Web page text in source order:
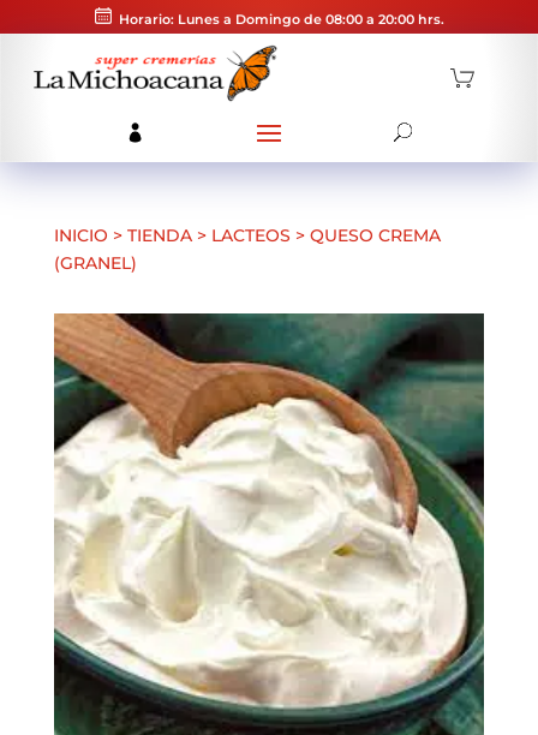
Horario: Lunes a Domingo de 08:00 a 20:00 hrs.
INICIO > TIENDA> LACTEOS > QUESO CREMA
(GRANEL)